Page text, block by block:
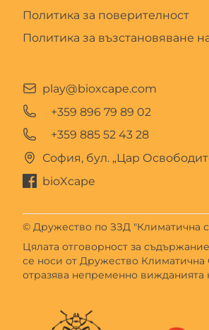
Политика за поверителност
Политика за възстановяване
play@bioxcape.com
+359 896 79 89 02
+359 885 52 43 28
София, бул. „Цар
bioXcape
© Дружество по ЗЗД "Климатична
Цялата отговорност за
се носи от Дружество Климатична
отразява непременно вижданията